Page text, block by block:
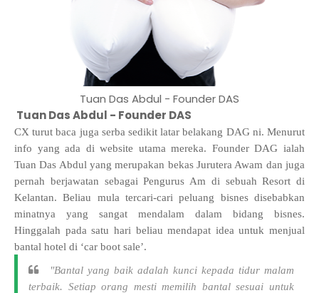
Tuan Das Abdul - Founder DAS
Tuan Das Abdul - Founder DAS
CX turut baca juga serba sedikit latar belakang DAG ni. Menurut
info yang ada di website utama mereka. Founder DAG ialah
Tuan Das Abdul yang merupakan bekas Jurutera Awam dan juga
pernah berjawatan sebagai Pengurus Am di sebuah Resort di
Kelantan. Beliau mula tercari-cari peluang bisnes disebabkan
minatnya yang sangat mendalam dalam bidang bisnes.
Hinggalah pada satu hari beliau mendapat idea untuk menjual
bantal hotel di ‘car boot sale’.
"Bantal yang baik adalah kunci kepada tidur malam
terbaik. Setiap orang mesti memilih bantal sesuai untuk